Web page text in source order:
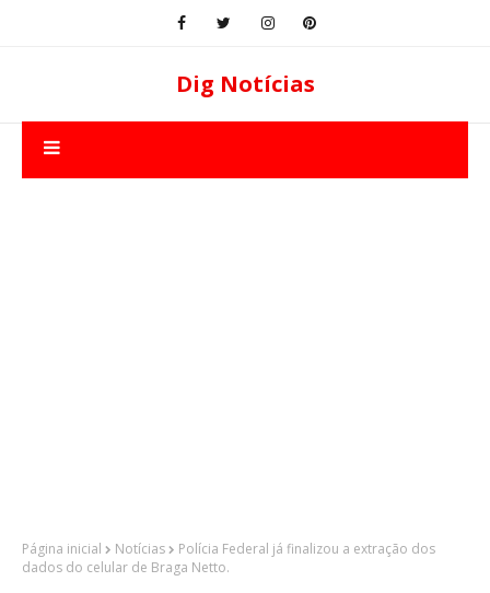
Dig Notícias
Página inicial Notícias
Polícia Federal já finalizou a extração dos
dados do celular de Braga Netto.